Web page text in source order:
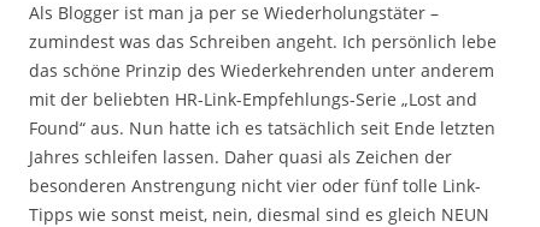
Als Blogger ist man ja per se Wiederholungstäter –
zumindest was das Schreiben angeht. Ich persönlich lebe
das schöne Prinzip des Wiederkehrenden unter anderem
mit der beliebten HR-Link-Empfehlungs-Serie „Lost and
Found“ aus. Nun hatte ich es tatsächlich seit Ende letzten
Jahres schleifen lassen. Daher quasi als Zeichen der
besonderen Anstrengung nicht vier oder fünf tolle Link-
Tipps wie sonst meist, nein, diesmal sind es gleich NEUN